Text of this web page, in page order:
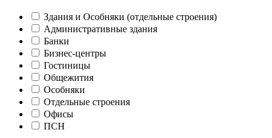
Здания и Особняки (отдельные строения)
Административные здания
Банки
Бизнес-центры
Гостиницы
Общежития
Особняки
Отдельные строения
Офисы
ПСН